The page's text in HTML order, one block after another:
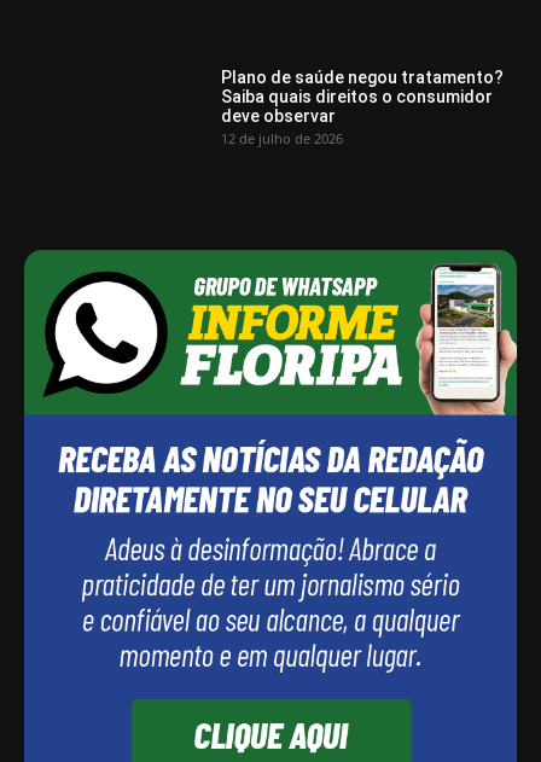
Plano de saúde negou tratamento?
Saiba quais direitos o consumidor
deve observar
12 de julho de 2026